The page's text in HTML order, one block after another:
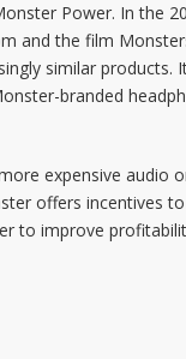
Power. In the
and the film
similar products.
branded
expensive audio
offers incentives
to improve